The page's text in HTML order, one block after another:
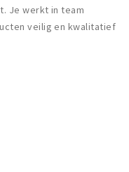
Je werkt in team
veilig en kwalitatief